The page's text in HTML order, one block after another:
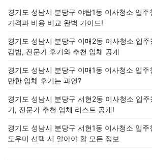
경기도 성남시 분당구 야탑1동 이사청소 입
가격과 비용 비교 완벽 가이드!
경기도 성남시 분당구 이매2동 이사청소 입
감법, 전문가 후기와 추천 업체 공개
경기도 성남시 분당구 이매1동 이사청소 입
만한 업체 후기는 과연?
경기도 성남시 분당구 서현2동 이사청소 입
기, 전문가 추천 업체 리스트 공개!
경기도 성남시 분당구 서현1동 이사청소 입주
도우미 선택 시 알아야 할 모든 정보